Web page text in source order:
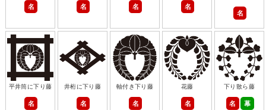
名 名 名 名
名
平井筒に下り藤
名
井桁に下り藤
名
軸付き下り藤
名
花藤
名
下り散ら藤
名 幕